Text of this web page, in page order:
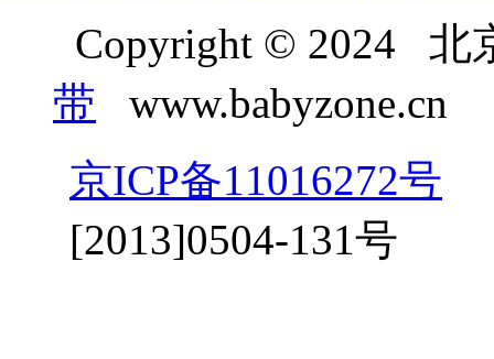
Copyright © 2024
带 www.babyzone.cn
京ICP备11016272号
[2013]0504-131号